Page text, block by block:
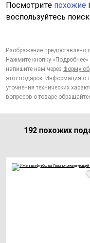
Посмотрите похожие
воспользуйтесь
Изображение предоставлено
Нажмите кнопку
напишите нам через форму
этот подарок. Информация о
уточнения технических
вопросов о товаре
192 похожих